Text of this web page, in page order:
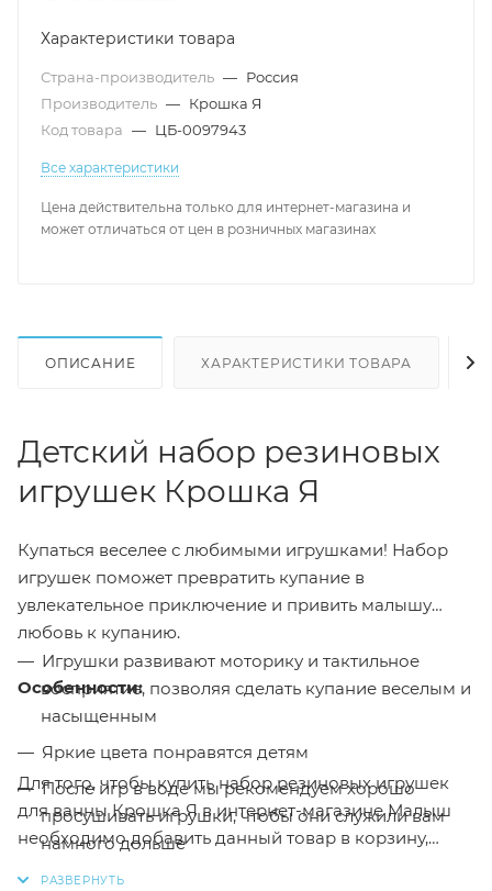
Характеристики товара
Страна-производитель — Россия
Производитель — Крошка Я
Код товара — ЦБ-0097943
Все характеристики
Цена действительна только для интернет-магазина и
может отличаться от цен в розничных магазинах
ОПИСАНИЕ ХАРАКТЕРИСТИКИ ТОВАРА
Детский набор резиновых
игрушек Крошка Я
Купаться веселее с любимыми игрушками! Набор
игрушек поможет превратить купание в
увлекательное приключение и привить малышу
любовь к купанию.
Особенности:
Игрушки развивают моторику и тактильное
восприятие, позволяя сделать купание веселым и
насыщенным
Яркие цвета понравятся детям
После игр в воде мы рекомендуем хорошо
просушивать игрушки, чтобы они служили вам
намного дольше
Изделия выполнены из мягкого, пластичного
Для того, чтобы купить набор резиновых игрушек
для ванны Крошка Я в интернет-магазине Малыш
необходимо добавить данный товар в корзину,